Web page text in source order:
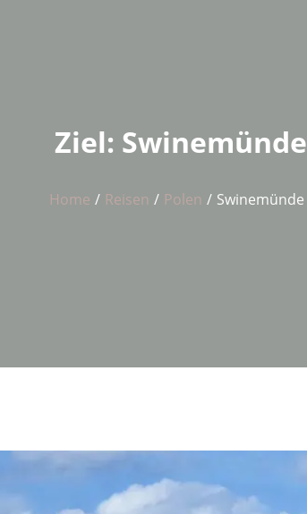
Ziel: Swinemünde
Home Reisen Polen Swinemünde